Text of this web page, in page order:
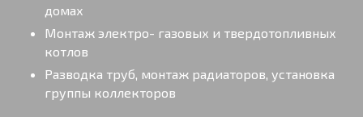
домах
Монтаж электро- газовых и твердотопливных
котлов
Разводка труб, монтаж радиаторов, установка
группы коллекторов